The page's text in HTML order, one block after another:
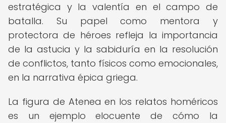
estratégica y la valentía en el campo de
batalla. Su papel como mentora y
protectora de héroes refleja la importancia
de la astucia y la sabiduría en la resolución
de conflictos, tanto físicos como emocionales,
en la narrativa épica griega.
La figura de Atenea en los relatos homéricos
es un ejemplo elocuente de cómo la